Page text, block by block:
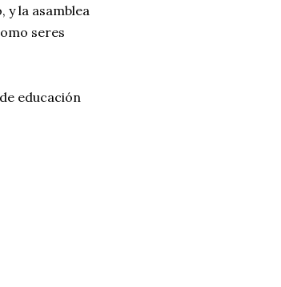
y la asamblea
seres
educación